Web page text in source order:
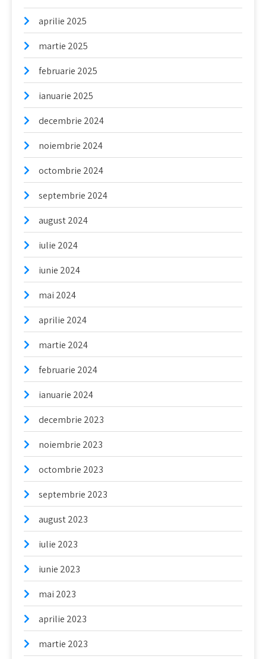
aprilie 2025
martie 2025
februarie 2025
ianuarie 2025
decembrie 2024
noiembrie 2024
octombrie 2024
septembrie 2024
august 2024
iulie 2024
iunie 2024
mai 2024
aprilie 2024
martie 2024
februarie 2024
ianuarie 2024
decembrie 2023
noiembrie 2023
octombrie 2023
septembrie 2023
august 2023
iulie 2023
iunie 2023
mai 2023
aprilie 2023
martie 2023